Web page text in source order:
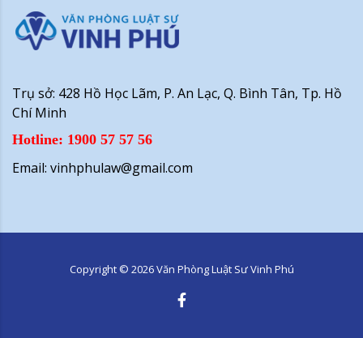
Trụ sở: 428 Hồ Học Lãm, P. An Lạc, Q. Bình Tân, Tp. Hồ
Chí Minh
Hotline: 1900 57 57 56
Email: vinhphulaw@gmail.com
Copyright © 2026Văn Phòng Luật Sư Vinh Phú